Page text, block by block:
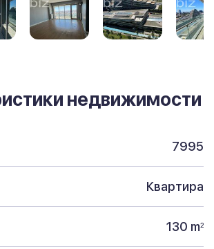
недвижимости
7995
Квартира
130 m2